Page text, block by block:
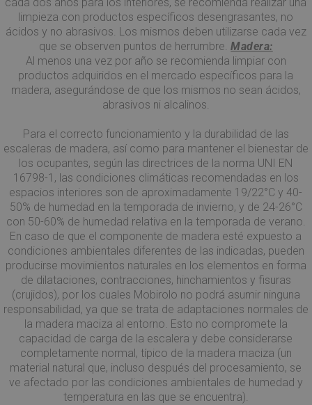
limpieza con productos específicos desengrasantes, no
ácidos y no abrasivos. Los mismos deben utilizarse cada vez
que se observen puntos de herrumbre.Madera:
Al menos una vez por año se recomienda limpiar con
productos adquiridos en el mercado específicos para la
madera, asegurándose de que los mismos no sean ácidos,
abrasivos ni alcalinos.
Para el correcto funcionamiento y la durabilidad de las
escaleras de madera, así como para mantener el bienestar de
los ocupantes, según las directrices de la norma UNI EN
16798-1, las condiciones climáticas recomendadas en los
espacios interiores son de aproximadamente 19/22°C y 40-
50% de humedad en la temporada de invierno, y de 24-26°C
con 50-60% de humedad relativa en la temporada de verano.
En caso de que el componente de madera esté expuesto a
condiciones ambientales diferentes de las indicadas, pueden
producirse movimientos naturales en los elementos en forma
de dilataciones, contracciones, hinchamientos y fisuras
(crujidos), por los cuales Mobirolo no podrá asumir ninguna
responsabilidad, ya que se trata de adaptaciones normales de
la madera maciza al entorno. Esto no compromete la
capacidad de carga de la escalera y debe considerarse
completamente normal, típico de la madera maciza (un
material natural que, incluso después del procesamiento, se
ve afectado por las condiciones ambientales de humedad y
temperatura en las que se encuentra).